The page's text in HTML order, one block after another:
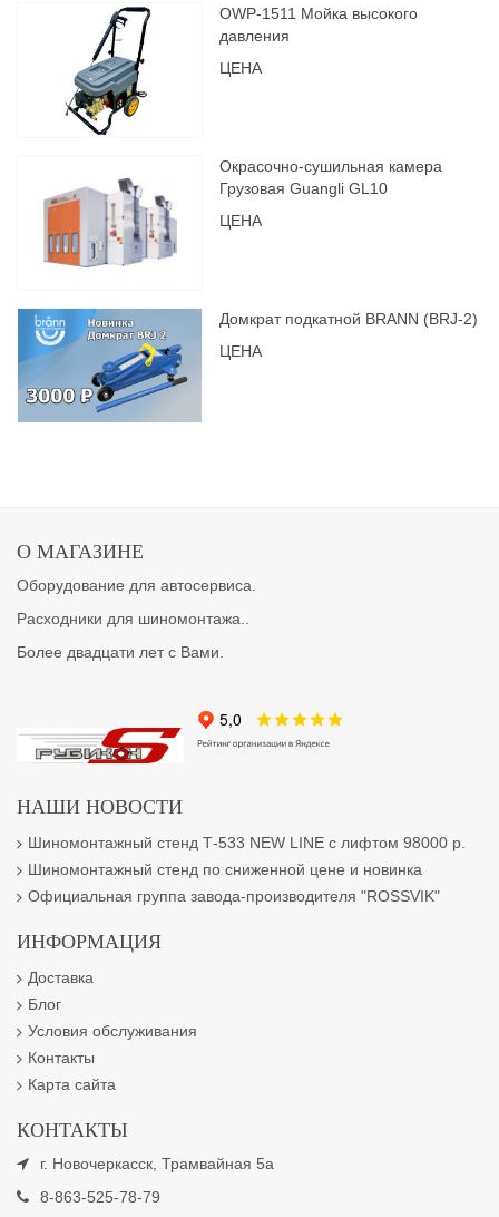
OWP-1511 Мойка высокого
давления
ЦЕНА
Окрасочно-сушильная камера
Грузовая Guangli GL10
ЦЕНА
Домкрат подкатной BRANN (BRJ-2)
ЦЕНА
О МАГАЗИНЕ
Оборудование для автосервиса.
Расходники для шиномонтажа..
Более двадцати лет с Вами.
НАШИ НОВОСТИ
Шиномонтажный стенд Т-533 NEW LINE с лифтом 98000 р.
Шиномонтажный стенд по сниженной цене и новинка
Официальная группа завода-производителя "ROSSVIK"
ИНФОРМАЦИЯ
Доставка
Блог
Условия обслуживания
Контакты
Карта сайта
КОНТАКТЫ
г. Новочеркасск, Трамвайная 5а
8-863-525-78-79